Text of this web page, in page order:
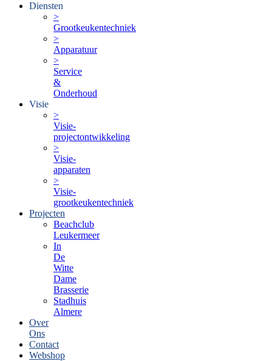
Diensten
>
Grootkeukentechniek
>
Apparatuur
>
Service
&
Onderhoud
Visie
>
Visie-
projectontwikkeling
>
Visie-
apparaten
>
Visie-
grootkeukentechniek
Projecten
Beachclub
Leukermeer
In
De
Witte
Dame
Brasserie
Stadhuis
Almere
Over
Ons
Contact
Webshop